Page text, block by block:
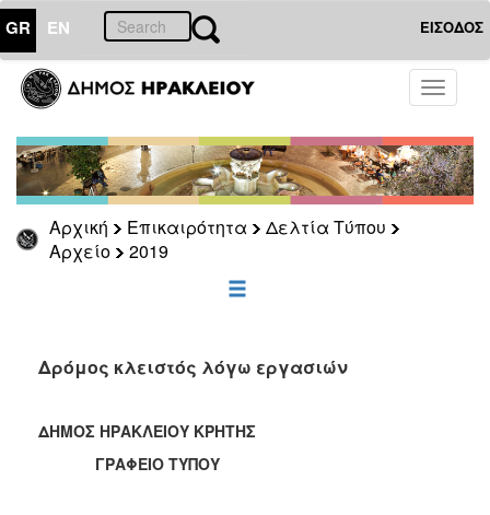
GR EN ΕΙΣΟΔΟΣ
Toggle
Αρχική Επικαιρότητα
Δελτία Τύπου
Αρχείο
2019
ΕΠΙΚΑΙΡΟΤΗΤΑ
Τύπου
Αρχείο
2026
2025
2021
2019
2018
Δρόμος κλειστός λόγω εργασιών
ΔΗΜΟΣ ΗΡΑΚΛΕΙΟΥ ΚΡΗΤΗΣ
ΓΡΑΦΕΙΟ ΤΥΠΟΥ